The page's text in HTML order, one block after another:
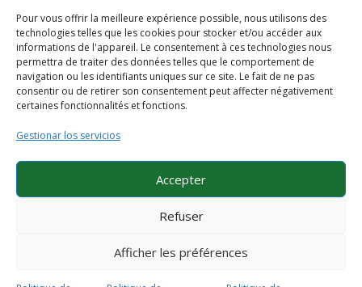
Pour vous offrir la meilleure expérience possible, nous utilisons des
technologies telles que les cookies pour stocker et/ou accéder aux
informations de l'appareil. Le consentement à ces technologies nous
permettra de traiter des données telles que le comportement de
navigation ou les identifiants uniques sur ce site. Le fait de ne pas
consentir ou de retirer son consentement peut affecter négativement
certaines fonctionnalités et fonctions.
Gestionar los servicios
Accepter
Refuser
Afficher les préférences
l’ascenseur Airlift 933
porAngel Rodriguez|Mar 30, 2025
Vue de l’entrée d’une maison unifamiliale à Madrid, où
l’ascenseur circulaire panoramique Airlift 933 s’intègre
parfaitement à l’espace. Le modèle, autoportant et
finition claire et ses parois transparentes.🔸...
Politique de confidentialité
Politique de qualité
Avantages Airlift